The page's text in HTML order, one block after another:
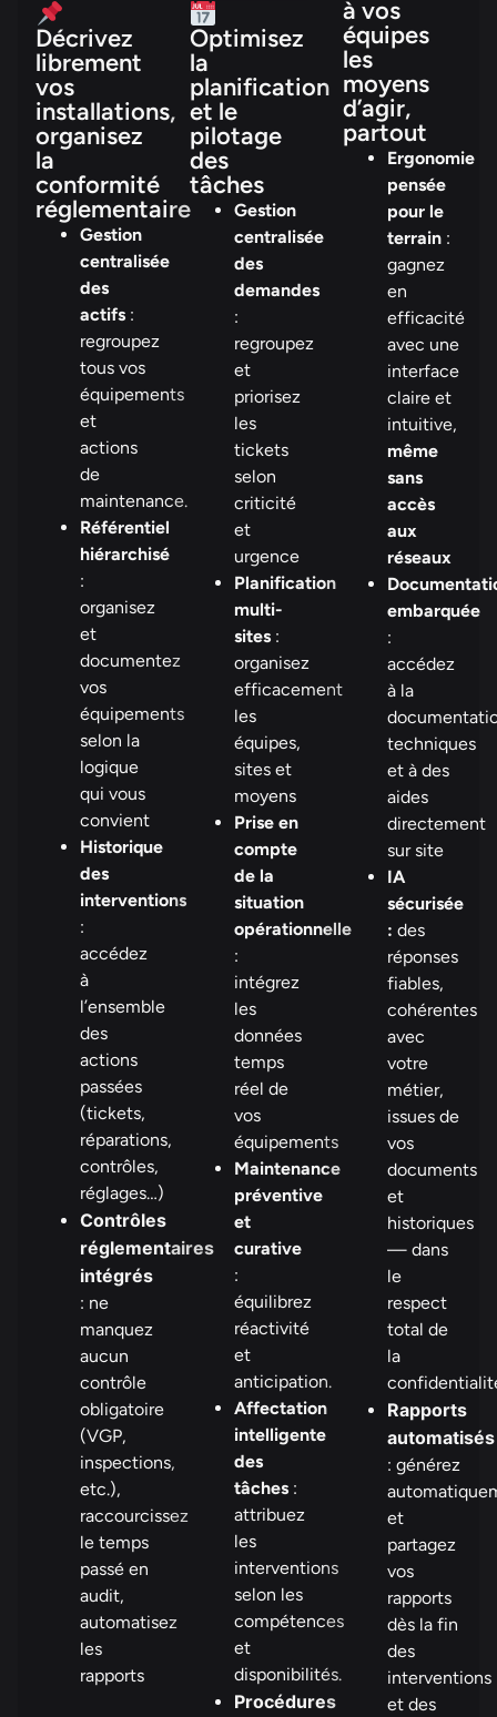
Décrivez
librement
vos
installations,
organisez
la
conformité
réglementaire
Gestion
centralisée
des
actifs :
regroupez
tous vos
équipements
et
actions
de
maintenance.
Référentiel
hiérarchisé
:
organisez
et
documentez
vos
équipements
selon la
logique
qui vous
convient
Historique
des
interventions
:
accédez
à
l’ensemble
des
actions
passées
(tickets,
réparations,
contrôles,
réglages…)
Contrôles
réglementaires
intégrés
: ne
manquez
aucun
contrôle
obligatoire
(VGP,
inspections,
etc.),
raccourcissez
le temps
passé en
audit,
automatisez
les
rapports
Optimisez
la
planification
et le
pilotage
des
tâches
Gestion
centralisée
des
demandes
:
regroupez
et
priorisez
les
tickets
selon
criticité
et
urgence
Planification
multi-
sites:
organisez
efficacement
les
équipes,
sites et
moyens
Prise en
compte
de la
situation
opérationnelle
:
intégrez
les
données
temps
réel de
vos
équipements
Maintenance
préventive
et
curative
:
équilibrez
réactivité
et
anticipation.
Affectation
intelligente
des
tâches:
attribuez
les
interventions
selon les
compétences
et
disponibilités.
Procédures
à vos
équipes
les
moyens
d’agir,
partout
Ergonomie
pensée
pour le
terrain :
gagnez
en
efficacité
avec une
interface
claire et
intuitive,
même
sans
accès
aux
réseaux
embarquée
:
accédez
à la
techniques
et à des
aides
directement
sur site
IA
sécurisée
:des
réponses
fiables,
cohérentes
avec
votre
métier,
issues de
vos
documents
et
historiques
— dans
le
respect
total de
la
Rapports
automatisés
: générez
et
partagez
vos
rapports
dès la fin
des
interventions
et des